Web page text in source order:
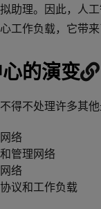
助理。因此，人
工作负载，它带
的演变
得不处理许多其他
络
管理网络
络
议和工作负载